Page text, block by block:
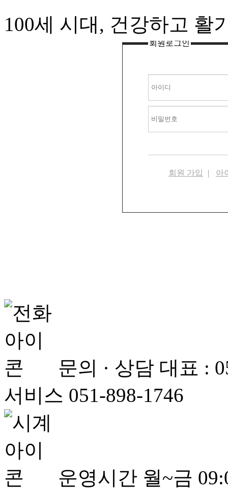
100세 시대, 건강하고 활
회원로그인
회원 가입 아
문의 · 상담 대표 :
서비스 051-898-1746
운영시간 월~금